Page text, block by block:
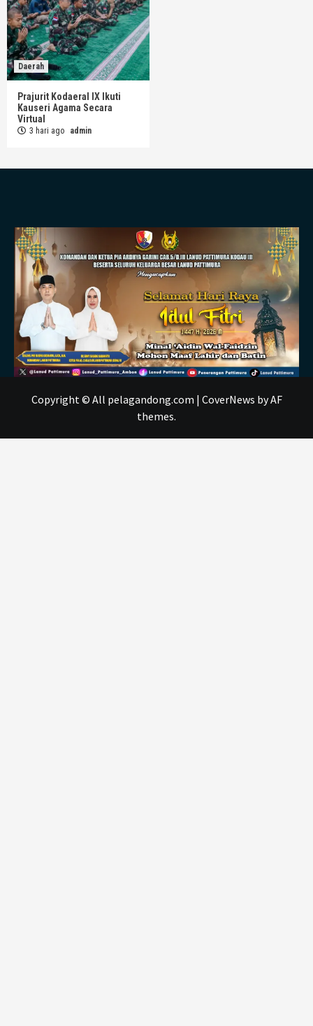
Daerah
Prajurit Kodaeral IX Ikuti
Kauseri Agama Secara
Virtual
3 hari ago admin
Copyright © All pelagandong.com | CoverNews by AF
themes.